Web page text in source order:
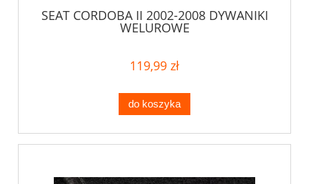
SEAT CORDOBA II 2002-2008 DYWANIKI
WELUROWE
119,99 zł
do koszyka